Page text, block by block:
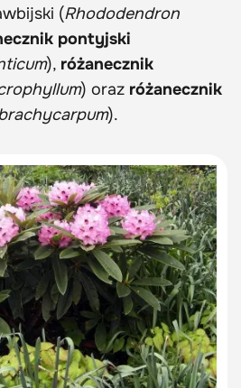
(Rhododendron
pontyjski
), różanecznik
) oraz różanecznik
).